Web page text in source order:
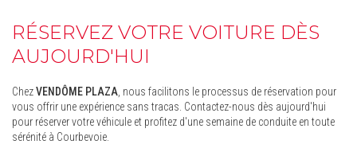
RÉSERVEZ VOTRE VOITURE DÈS
AUJOURD'HUI
ChezVENDÔME PLAZA , nous facilitons le processus de réservation pour
vous offrir une expérience sans tracas. Contactez-nous dès aujourd'hui
pour réserver votre véhicule et profitez d'une semaine de conduite en toute
sérénité à Courbevoie.